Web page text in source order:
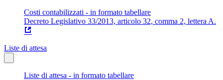
Costi contabilizzati - in formato tabellare
Decreto Legislativo 33/2013, articolo 32, comma 2, lettera A.
Liste di attesa
Liste di attesa - in formato tabellare